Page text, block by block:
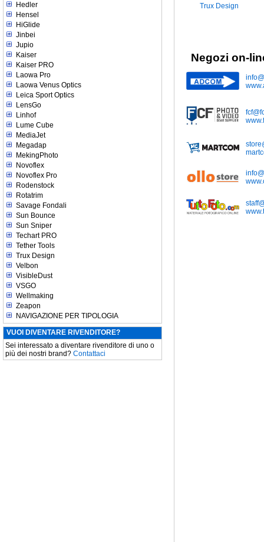
Hedler
Hensel
HiGlide
Jinbei
Jupio
Kaiser
Kaiser PRO
Laowa Pro
Laowa Venus Optics
Leica Sport Optics
LensGo
Linhof
Lume Cube
MediaJet
Megadap
MekingPhoto
Novoflex
Novoflex Pro
Rodenstock
Rotatrim
Savage Fondali
Sun Bounce
Sun Sniper
Techart PRO
Tether Tools
Trux Design
Velbon
VisibleDust
VSGO
Wellmaking
Zeapon
NAVIGAZIONE PER TIPOLOGIA
VUOI DIVENTARE RIVENDITORE?
Sei interessato a diventare rivenditore di uno o
più dei nostri brand? Contattaci
Trux Design
Negozi on-